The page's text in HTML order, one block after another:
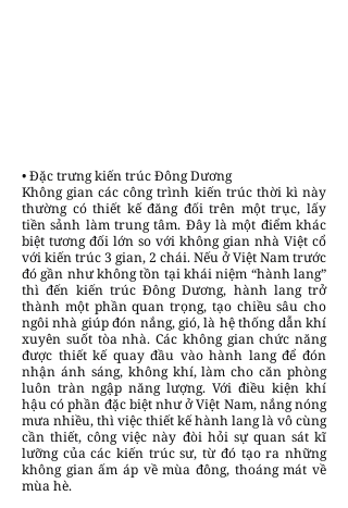
• Đặc trưng kiến trúc Đông Dương
Không gian các công trình kiến trúc thời kì này
thường có thiết kế đăng đối trên một trục, lấy
tiền sảnh làm trung tâm. Đây là một điểm khác
biệt tương đối lớn so với không gian nhà Việt cổ
với kiến trúc 3 gian, 2 chái. Nếu ở Việt Nam trước
đó gần như không tồn tại khái niệm “hành lang”
thì đến kiến trúc Đông Dương, hành lang trở
thành một phần quan trọng, tạo chiều sâu cho
ngôi nhà giúp đón nắng, gió, là hệ thống dẫn khí
xuyên suốt tòa nhà. Các không gian chức năng
được thiết kế quay đầu vào hành lang để đón
nhận ánh sáng, không khí, làm cho căn phòng
luôn tràn ngập năng lượng. Với điều kiện khí
hậu có phần đặc biệt như ở Việt Nam, nắng nóng
mưa nhiều, thì việc thiết kế hành lang là vô cùng
cần thiết, công việc này đòi hỏi sự quan sát kĩ
lưỡng của các kiến trúc sư, từ đó tạo ra những
không gian ấm áp về mùa đông, thoáng mát về
mùa hè.